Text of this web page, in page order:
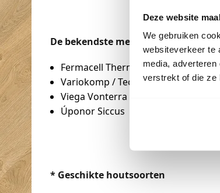
Deze website
We gebruiken
websiteverkeer te
media,
verstrekt of die ze
De bekendste merken:
Fermacell Therm 25/38
Variokomp / Technea
Viega Vonterra
Úponor Siccus
* Geschikte houtsoorten